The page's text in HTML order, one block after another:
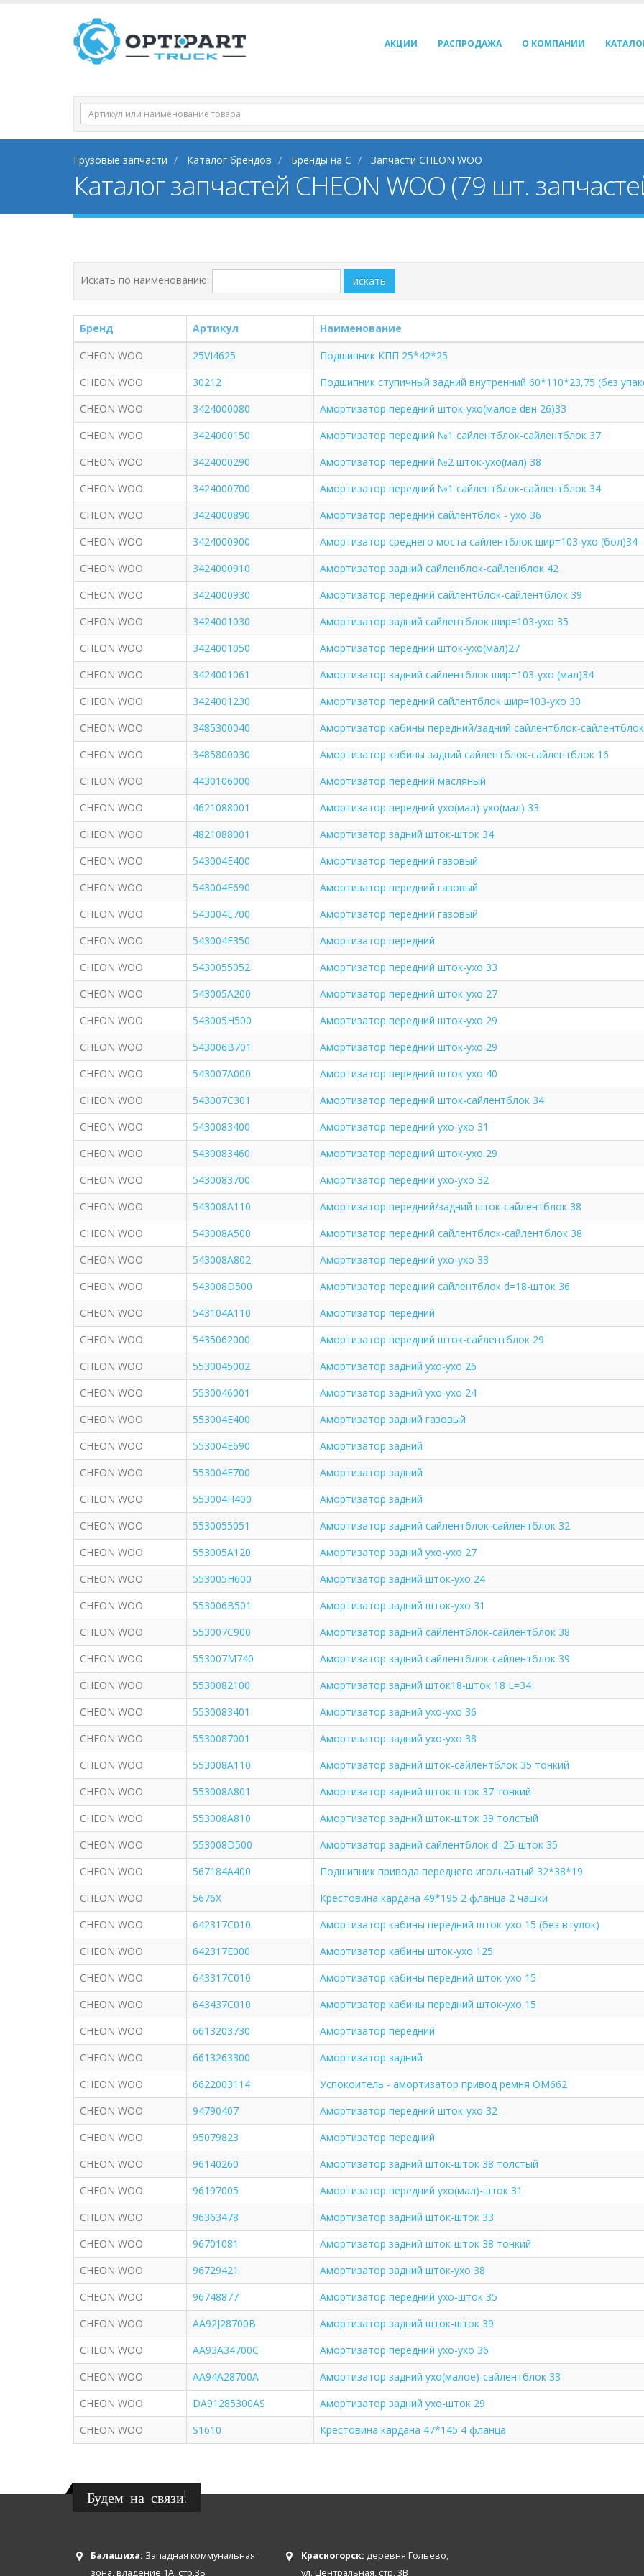
АКЦИИ РАСПРОДАЖА О КОМПАНИИ
Грузовые запчасти Каталог брендов Бренды на C Запчасти CHEON WOO
Каталог запчастей CHEON WOO (79 шт.
Искать по наименованию: искать
Бренд Артикул
Наименование
CHEON WOO
25VI4625
Подшипник КПП 25*42*25
CHEON WOO
30212
Подшипник ступичный задний внутренний 60*110*23,75 (без
CHEON WOO
3424000080
Амортизатор передний шток-ухо(малое dвн 26)33
CHEON WOO
3424000150
Амортизатор передний №1 сайлентблок-сайлентблок 37
CHEON WOO
3424000290
Амортизатор передний №2 шток-ухо(мал) 38
CHEON WOO
3424000700
Амортизатор передний №1 сайлентблок-сайлентблок 34
CHEON WOO
3424000890
Амортизатор передний сайлентблок - ухо 36
CHEON WOO
3424000900
Амортизатор среднего моста сайлентблок шир=103-ухо (бол)34
CHEON WOO
3424000910
Амортизатор задний сайленблок-сайленблок 42
CHEON WOO
3424000930
Амортизатор передний сайлентблок-сайлентблок 39
CHEON WOO
3424001030
Амортизатор задний сайлентблок шир=103-ухо 35
CHEON WOO
3424001050
Амортизатор передний шток-ухо(мал)27
CHEON WOO
3424001061
Амортизатор задний сайлентблок шир=103-ухо (мал)34
CHEON WOO
3424001230
Амортизатор передний сайлентблок шир=103-ухо 30
CHEON WOO
3485300040
Амортизатор кабины передний/задний сайлентблок-
CHEON WOO
3485800030
Амортизатор кабины задний сайлентблок-сайлентблок 16
CHEON WOO
4430106000
Амортизатор передний масляный
CHEON WOO
4621088001
Амортизатор передний ухо(мал)-ухо(мал) 33
CHEON WOO
4821088001
Амортизатор задний шток-шток 34
CHEON WOO
543004E400
Амортизатор передний газовый
CHEON WOO
543004E690
Амортизатор передний газовый
CHEON WOO
543004E700
Амортизатор передний газовый
CHEON WOO
543004F350
Амортизатор передний
CHEON WOO
5430055052
Амортизатор передний шток-ухо 33
CHEON WOO
543005A200
Амортизатор передний шток-ухо 27
CHEON WOO
543005H500
Амортизатор передний шток-ухо 29
CHEON WOO
543006B701
Амортизатор передний шток-ухо 29
CHEON WOO
543007A000
Амортизатор передний шток-ухо 40
CHEON WOO
543007C301
Амортизатор передний шток-сайлентблок 34
CHEON WOO
5430083400
Амортизатор передний ухо-ухо 31
CHEON WOO
5430083460
Амортизатор передний шток-ухо 29
CHEON WOO
5430083700
Амортизатор передний ухо-ухо 32
CHEON WOO
543008A110
Амортизатор передний/задний шток-сайлентблок 38
CHEON WOO
543008A500
Амортизатор передний сайлентблок-сайлентблок 38
CHEON WOO
543008A802
Амортизатор передний ухо-ухо 33
CHEON WOO
543008D500
Амортизатор передний сайлентблок d=18-шток 36
CHEON WOO
543104A110
Амортизатор передний
CHEON WOO
5435062000
Амортизатор передний шток-сайлентблок 29
CHEON WOO
5530045002
Амортизатор задний ухо-ухо 26
CHEON WOO
5530046001
Амортизатор задний ухо-ухо 24
CHEON WOO
553004E400
Амортизатор задний газовый
CHEON WOO
553004E690
Амортизатор задний
CHEON WOO
553004E700
Амортизатор задний
CHEON WOO
553004H400
Амортизатор задний
CHEON WOO
5530055051
Амортизатор задний сайлентблок-сайлентблок 32
CHEON WOO
553005A120
Амортизатор задний ухо-ухо 27
CHEON WOO
553005H600
Амортизатор задний шток-ухо 24
CHEON WOO
553006B501
Амортизатор задний шток-ухо 31
CHEON WOO
553007C900
Амортизатор задний сайлентблок-сайлентблок 38
CHEON WOO
553007M740
Амортизатор задний сайлентблок-сайлентблок 39
CHEON WOO
5530082100
Амортизатор задний шток18-шток 18 L=34
CHEON WOO
5530083401
Амортизатор задний ухо-ухо 36
CHEON WOO
5530087001
Амортизатор задний ухо-ухо 38
CHEON WOO
553008A110
Амортизатор задний шток-сайлентблок 35 тонкий
CHEON WOO
553008A801
Амортизатор задний шток-шток 37 тонкий
CHEON WOO
553008A810
Амортизатор задний шток-шток 39 толстый
CHEON WOO
553008D500
Амортизатор задний сайлентблок d=25-шток 35
CHEON WOO
567184A400
Подшипник привода переднего игольчатый 32*38*19
CHEON WOO
5676X
Крестовина кардана 49*195 2 фланца 2 чашки
CHEON WOO
642317C010
Амортизатор кабины передний шток-ухо 15 (без втулок)
CHEON WOO
642317E000
Амортизатор кабины шток-ухо 125
CHEON WOO
643317C010
Амортизатор кабины передний шток-ухо 15
CHEON WOO
643437C010
Амортизатор кабины передний шток-ухо 15
CHEON WOO
6613203730
Амортизатор передний
CHEON WOO
6613263300
Амортизатор задний
CHEON WOO
6622003114
Успокоитель - амортизатор привод ремня OM662
CHEON WOO
94790407
Амортизатор передний шток-ухо 32
CHEON WOO
95079823
Амортизатор передний
CHEON WOO
96140260
Амортизатор задний шток-шток 38 толстый
CHEON WOO
96197005
Амортизатор передний ухо(мал)-шток 31
CHEON WOO
96363478
Амортизатор задний шток-шток 33
CHEON WOO
96701081
Амортизатор задний шток-шток 38 тонкий
CHEON WOO
96729421
Амортизатор задний шток-ухо 38
CHEON WOO
96748877
Амортизатор передний ухо-шток 35
CHEON WOO
AA92J28700B
Амортизатор задний шток-шток 39
CHEON WOO
AA93A34700C
Амортизатор передний ухо-ухо 36
CHEON WOO
AA94A28700A
Амортизатор задний ухо(малое)-сайлентблок 33
CHEON WOO
DA91285300AS
Амортизатор задний ухо-шток 29
CHEON WOO
S1610 Крестовина кардана 47*145 4 фланца
Будем на связи!
Балашиха: Западная коммунальная
зона, владение 1А, стр.3Б
Красногорск: деревня Гольево,
ул. Центральная, стр. 3В